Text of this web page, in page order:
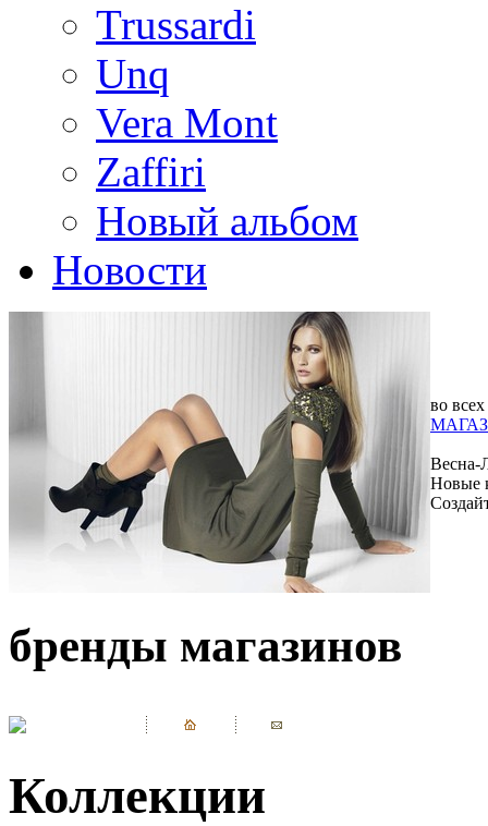
Trussardi
Unq
Vera Mont
Zaffiri
Новый альбом
Новости
во всех
Весна-
Новые
бренды магазинов
Коллекции